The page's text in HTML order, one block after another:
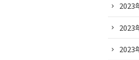
2023
2023
2023